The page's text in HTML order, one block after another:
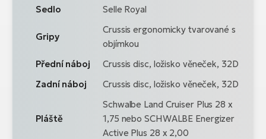
Sedlo
Selle Royal
Gripy
Crussis ergonomicky tvarované s
objímkou
Přední náboj
Crussis disc, ložisko věneček, 32D
Zadní náboj
Crussis disc, ložisko věneček, 32D
Pláště
Schwalbe Land Cruiser Plus 28 x
1,75 nebo SCHWALBE Energizer
Active Plus 28 x 2,00